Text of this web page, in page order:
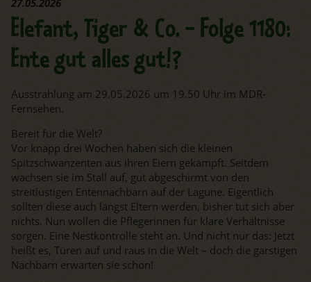
Elefant, Tiger & Co. - Folge 1180:
Ente gut alles gut!?
Ausstrahlung am 29.05.2026 um 19.50 Uhr im MDR-
Fernsehen.
Bereit für die Welt?
Vor knapp drei Wochen haben sich die kleinen
Spitzschwanzenten aus ihren Eiern gekämpft. Seitdem
wachsen sie im Stall auf, gut abgeschirmt von den
streitlustigen Entennachbarn auf der Lagune. Eigentlich
sollten diese auch längst Eltern werden, bisher tut sich aber
nichts. Nun wollen die Pflegerinnen für klare Verhältnisse
sorgen. Eine Nestkontrolle steht an. Und nicht nur das: Jetzt
heißt es, Türen auf und raus in die Welt – doch die garstigen
Nachbarn erwarten sie schon!